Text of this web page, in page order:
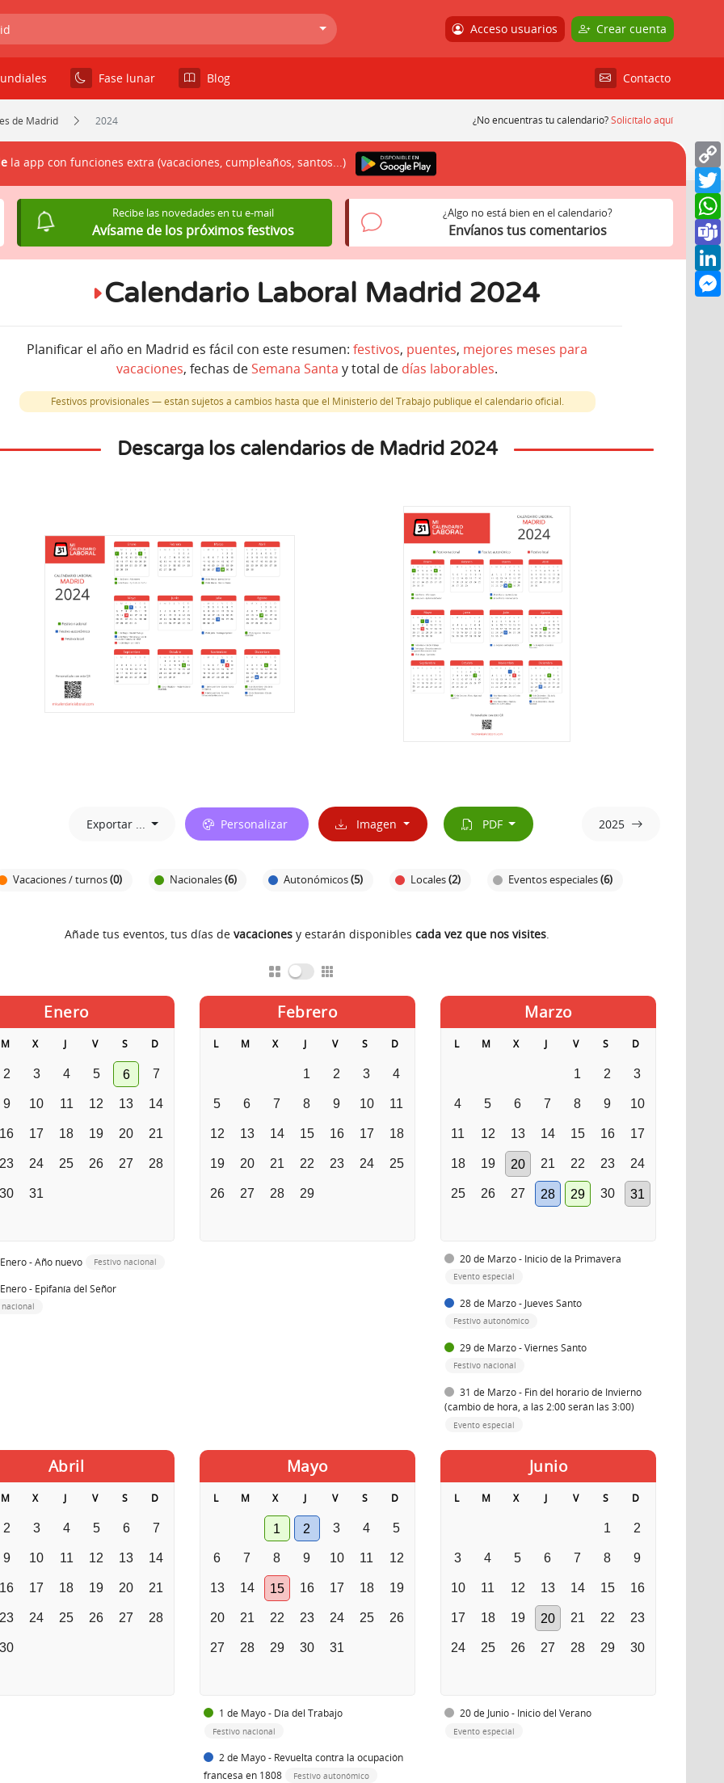
Acceso usuarios Crear cuenta
Fase lunar Blog Contacto
de Madrid 2024 ¿No encuentras tu calendario?Solicítalo aquí
Calendario Laboral Madrid 2024
Planificar el año en Madrid es fácil con este resumen:festivos, puentes, mejores meses para
vacaciones, fechas de Semana Santa y total de días laborables.
Festivos provisionales — están sujetos a cambios hasta que el Ministerio del Trabajo publique el calendario oficial.
Enero
M X J V S D
2 3 4 5 6 7
9 10 11 12 13 14
16 17 18 19 20 21
23 24 25 26 27 28
30 31
- Año nuevo Festivo nacional
- Epifanía del Señor
nacional
Febrero
L M X J V S D
1 2 3 4
5 6 7 8 9 10 11
12 13 14 15 16 17 18
19 20 21 22 23 24 25
26 27 28 29
Marzo
L M X J V S D
1 2 3
4 5 6 7 8 9 10
11 12 13 14 15 16 17
18 19 20 21 22 23 24
25 26 27 28 29 30 31
20 de Marzo - Inicio de la Primavera
Evento especial
28 de Marzo - Jueves Santo
Festivo autonómico
29 de Marzo - Viernes Santo
Festivo nacional
31 de Marzo - Fin del horario de Invierno
(cambio de hora, a las 2:00 serán las 3:00)
Evento especial
Abril
M X J V S D
2 3 4 5 6 7
9 10 11 12 13 14
16 17 18 19 20 21
23 24 25 26 27 28
30
Mayo
L M X J V S D
1 2 3 4 5
6 7 8 9 10 11 12
13 14 15 16 17 18 19
20 21 22 23 24 25 26
27 28 29 30 31
1 de Mayo - Día del Trabajo
Festivo nacional
2 de Mayo - Revuelta contra la ocupación
francesa en 1808
Festivo autonómico
Junio
L M X J V S D
1 2
3 4 5 6 7 8 9
10 11 12 13 14 15 16
17 18 19 20 21 22 23
24 25 26 27 28 29 30
20 de Junio - Inicio del Verano
Evento especial
Descarga los calendarios de Madrid 2024
Añade tus eventos, tus días devacaciones y estarán disponiblescada vez que nos visites
Exportar ... Personalizar Imagen PDF 2025
Vacaciones / turnos(0) Nacionales(6) Autonómicos(5) Locales(2) Eventos especiales(6)
Española
Día de Todos los Santos
Festivo autonómico
Nuestra Señora de la
7
Lunes
Día de la Constitución
Española
Festivo autonómico
Recibe las novedades en tu e-mail
Avísame de los próximos festivos
¿Algo no está bien en el calendario?
Envíanos tus comentarios
la app con funciones extra (vacaciones, cumpleaños, santos...)